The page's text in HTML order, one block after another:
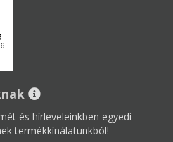
és hírleveleinkben egyedi
termékkínálatunkból!